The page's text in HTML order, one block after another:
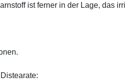
ist ferner in der Lage, das